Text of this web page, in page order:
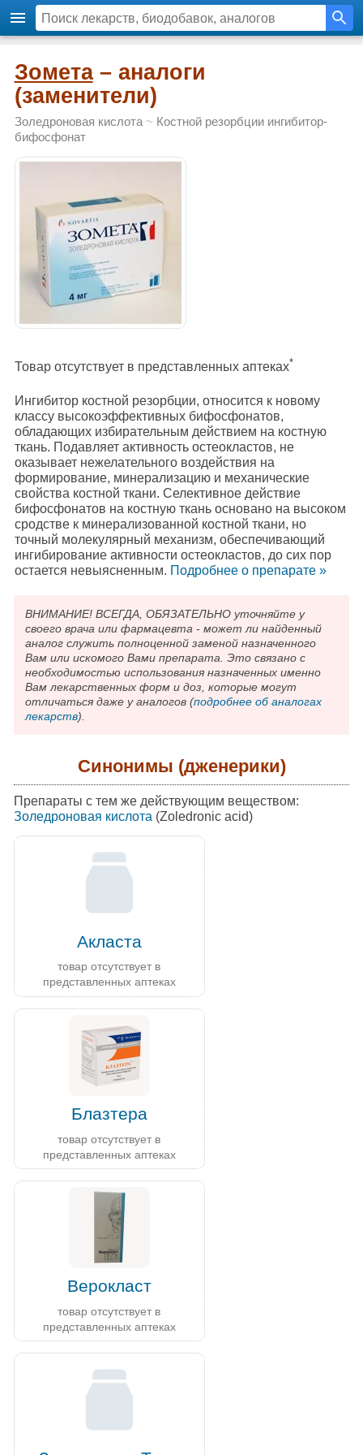
Зомета– аналоги
(заменители)
Золедроновая кислота~ Костной резорбции ингибитор-
бифосфонат
Товар отсутствует в представленных аптеках*
Ингибитор костной резорбции, относится к новому
классу высокоэффективных бифосфонатов,
обладающих избирательным действием на костную
ткань. Подавляет активность остеокластов, не
оказывает нежелательного воздействия на
формирование, минерализацию и механические
свойства костной ткани. Селективное действие
бифосфонатов на костную ткань основано на высоком
сродстве к минерализованной костной ткани, но
точный молекулярный механизм, обеспечивающий
ингибирование активности остеокластов, до сих пор
остается невыясненным. Подробнee о препарате »
ВНИМАНИЕ! ВСЕГДА, ОБЯЗАТЕЛЬНО уточняйте у
своего врача или фармацевта - может ли найденный
аналог служить полноценной заменой назначенного
Вам или искомого Вами препарата. Это связано с
необходимостью использования назначенных именно
Вам лекарственных форм и доз, которые могут
отличаться даже у аналогов (подробнее об аналогах
лекарств).
Синонимы (дженерики)
Препараты с тем же действующим веществом:
Золедроновая кислота(Zoledronic acid)
Акласта
товар отсутствует в
представленных аптеках
Блазтера
товар отсутствует в
представленных аптеках
Верокласт
товар отсутствует в
представленных аптеках